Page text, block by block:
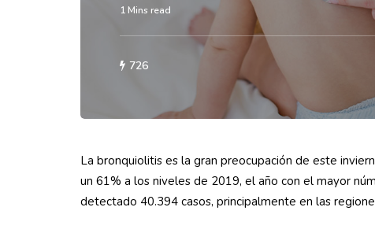
1 Mins read
726
La bronquiolitis es la gran preocupación de este
un 61% a los niveles de 2019, el año con el mayor
detectado 40.394 casos, principalmente en las